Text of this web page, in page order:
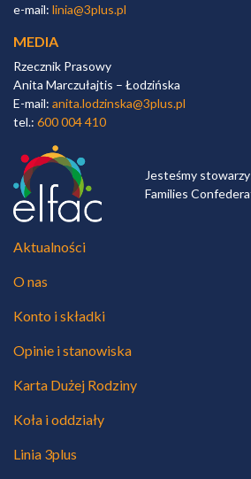
e-mail: linia@3plus.pl
MEDIA
Rzecznik Prasowy
Anita Marczułajtis – Łodzińska
E-mail: anita.lodzinska@3plus.pl
tel.: 600 004 410
Jesteśmy
Families
Aktualności
O nas
Konto i składki
Opinie i stanowiska
Karta Dużej Rodziny
Koła i oddziały
Linia 3plus